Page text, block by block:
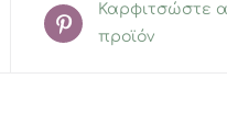
Καρφιτσώστε
προϊόν